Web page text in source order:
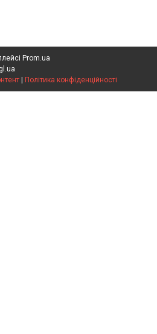
Prom.ua
Політика конфіденційності